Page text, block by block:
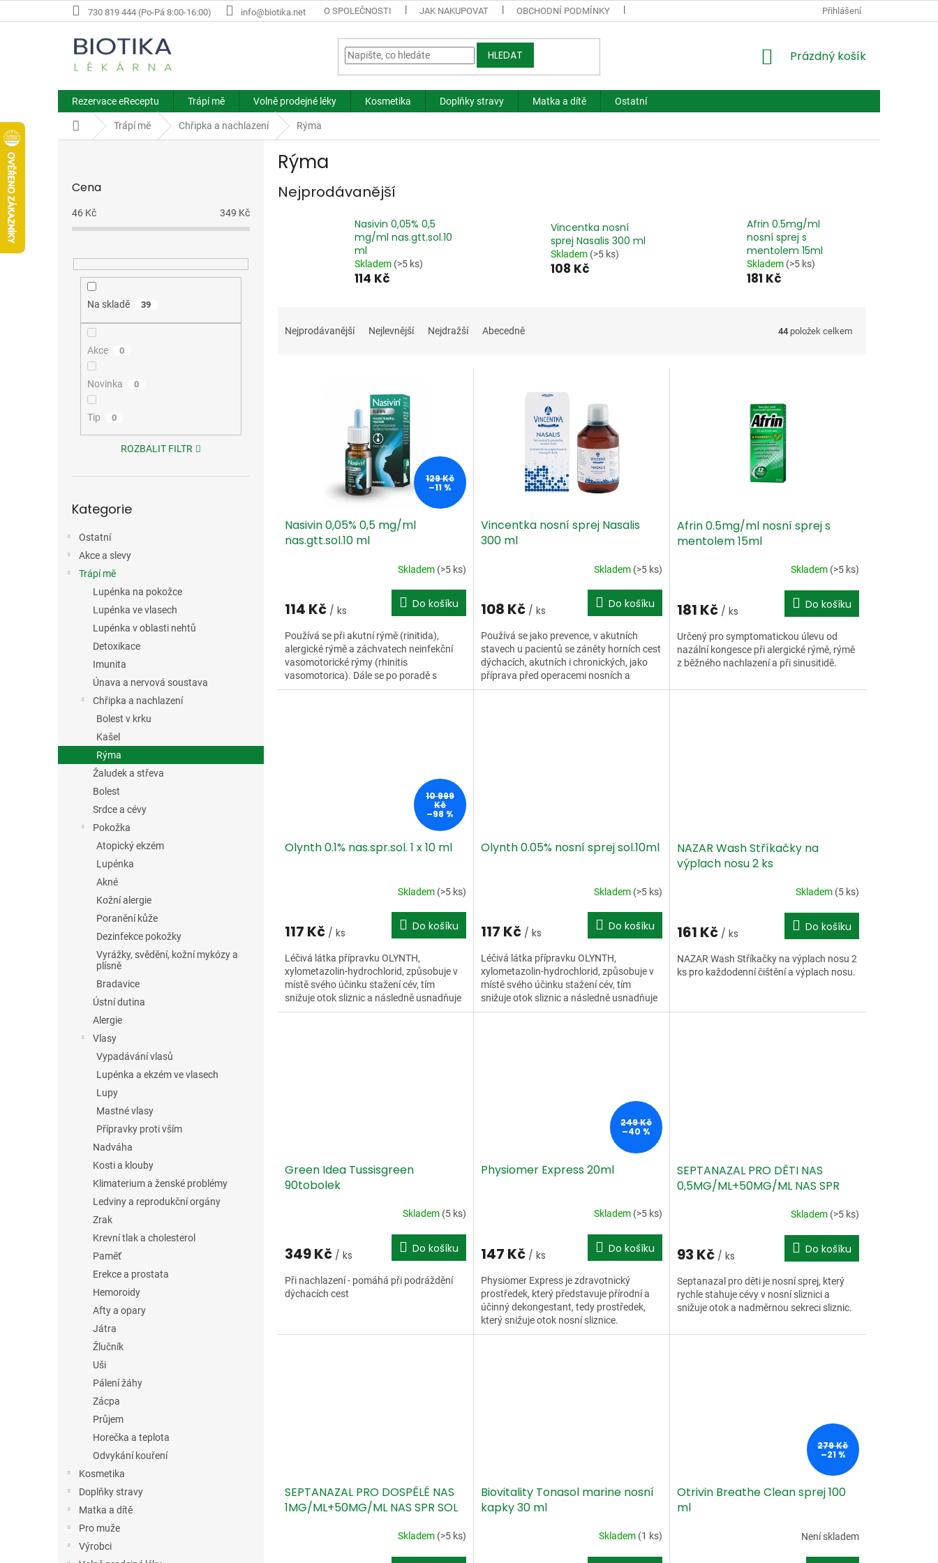
na
730 819 444 (Po-Pá 8:00-16:00) info@biotika.net O SPOLEČNOSTI JAK NAKUPOVAT OBCHODNÍ PODMÍNKY VPOIS
Přihlášení
HLEDAT
NÁKUPNÍ
Prázdný košík
Rezervace eReceptu Trápí mě Volně prodejné léky Kosmetika Doplňky stravy Matka a dítě Ostatní
Domů Trápí mě Chřipka a nachlazení Rýma
Cena
46 Kč 349 Kč
Na skladě 39
Akce 0
Novinka 0
Tip 0
ROZBALIT FILTR
kategorie
Kategorie
Ostatní
Akce a slevy
Trápí mě
Lupénka na pokožce
Lupénka ve vlasech
Lupénka v oblasti nehtů
Detoxikace
Imunita
Únava a nervová soustava
Chřipka a nachlazení
Bolest v krku
Kašel
Rýma
Žaludek a střeva
Bolest
Srdce a cévy
Pokožka
Atopický ekzém
Lupénka
Akné
Kožní alergie
Poranění kůže
Dezinfekce pokožky
Vyrážky, svědění, kožní mykózy a
plísně
Bradavice
Ústní dutina
Alergie
Vlasy
Vypadávání vlasů
Lupénka a ekzém ve vlasech
Lupy
Mastné vlasy
Přípravky proti vším
Nadváha
Kosti a klouby
Klimaterium a ženské problémy
Ledviny a reprodukční orgány
Zrak
Krevní tlak a cholesterol
Paměť
Erekce a prostata
Hemoroidy
Afty a opary
Játra
Žlučník
Uši
Pálení žáhy
Zácpa
Průjem
Horečka a teplota
Odvykání kouření
Kosmetika
Doplňky stravy
Matka a dítě
Pro muže
Výrobci
Rýma
Nejprodávanější
Nasivin 0,05% 0,5
mg/ml nas.gtt.sol.10
ml
Skladem (>5 ks)
114 Kč
Vincentka nosní
sprej Nasalis 300 ml
Skladem (>5 ks)
108 Kč
Afrin 0.5mg/ml
nosní sprej s
mentolem 15ml
Skladem (>5 ks)
181 Kč
aNejprodávanější Nejlevnější Nejdražší Abecedně 44 položek celkem
129 Kč
–11 %
Nasivin 0,05% 0,5 mg/ml
nas.gtt.sol.10 ml
Skladem (>5 ks)
114 Kč / ks Do košíku
Používá se při akutní rýmě (rinitida),
alergické rýmě a záchvatech neinfekční
vasomotorické rýmy (rhinitis
vasomotorica). Dále se po poradě s
lékařem používá pro posílení odtoku...
Vincentka nosní sprej Nasalis
300 ml
Skladem (>5 ks)
108 Kč / ks Do košíku
Používá se jako prevence, v akutních
stavech u pacientů se záněty horních cest
dýchacích, akutních i chronických, jako
příprava před operacemi nosních a
vedlejších dutin, jako...
Afrin 0.5mg/ml nosní sprej s
mentolem 15ml
Skladem (>5 ks)
181 Kč / ks Do košíku
Určený pro symptomatickou úlevu od
nazální kongesce při alergické rýmě, rýmě
z běžného nachlazení a při sinusitidě.
10 999
Kč
–98 %
Olynth 0.1% nas.spr.sol. 1 x 10 ml
Skladem (>5 ks)
117 Kč / ks Do košíku
Léčivá látka přípravku OLYNTH,
xylometazolin-hydrochlorid, způsobuje v
místě svého účinku stažení cév, tím
snižuje otok sliznic a následně usnadňuje
dýchání nosem a zlepšuje...
Olynth 0.05% nosní sprej sol.10ml
Skladem (>5 ks)
117 Kč / ks Do košíku
Léčivá látka přípravku OLYNTH,
xylometazolin-hydrochlorid, způsobuje v
místě svého účinku stažení cév, tím
snižuje otok sliznic a následně usnadňuje
dýchání nosem a zlepšuje...
NAZAR Wash Stříkačky na
výplach nosu 2 ks
Skladem (5 ks)
161 Kč / ks Do košíku
NAZAR Wash Stříkačky na výplach nosu 2
ks pro každodenní čištění a výplach nosu.
Green Idea Tussisgreen
90tobolek
Skladem (5 ks)
349 Kč / ks Do košíku
Při nachlazení - pomáhá při podráždění
dýchacích cest
249 Kč
–40 %
Physiomer Express 20ml
Skladem (>5 ks)
147 Kč / ks Do košíku
Physiomer Express je zdravotnický
prostředek, který představuje přírodní a
účinný dekongestant, tedy prostředek,
který snižuje otok nosní sliznice.
SEPTANAZAL PRO DĚTI NAS
0,5MG/ML+50MG/ML NAS SPR
Skladem (>5 ks)
93 Kč / ks Do košíku
Septanazal pro děti je nosní sprej, který
rychle stahuje cévy v nosní sliznici a
snižuje otok a nadměrnou sekreci sliznic.
SEPTANAZAL PRO DOSPĚLÉ NAS
1MG/ML+50MG/ML NAS SPR SOL
Skladem (>5 ks)
Biovitality Tonasol marine nosní
kapky 30 ml
Skladem (1 ks)
279 Kč
–21 %
Otrivin Breathe Clean sprej 100
ml
Není skladem